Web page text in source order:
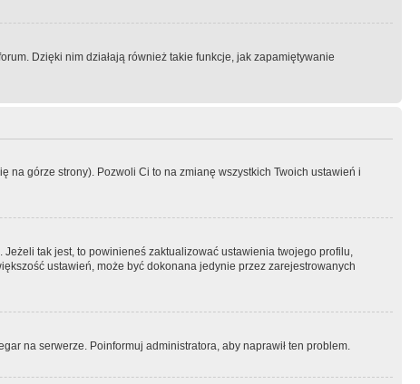
Dzięki nim działają również takie funkcje, jak zapamiętywanie
na górze strony). Pozwoli Ci to na zmianę wszystkich Twoich ustawień i
tak jest, to powinieneś zaktualizować ustawienia twojego profilu,
ustawień, może być dokonana jedynie przez zarejestrowanych
na serwerze. Poinformuj administratora, aby naprawił ten problem.